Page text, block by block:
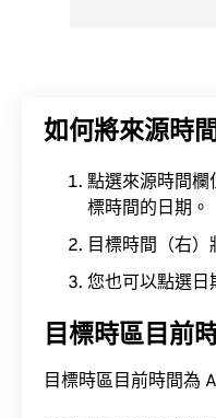
如何將來源時
點選來源時間欄
標時間的日期。
目標時間（右）
您也可以點選日
目標時區目前
目標時區目前時間為